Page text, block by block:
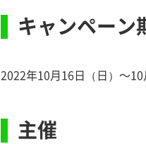
キャンペーン
2022年10月16日（日）～10
主催